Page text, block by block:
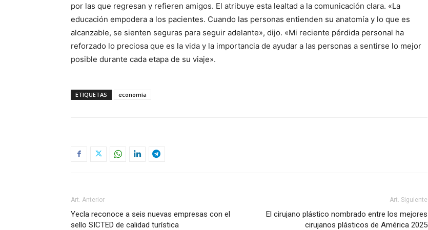
por las que regresan y refieren amigos. El atribuye esta lealtad a la comunicación clara. «La
educación empodera a los pacientes. Cuando las personas entienden su anatomía y lo que es
alcanzable, se sienten seguras para seguir adelante», dijo. «Mi reciente pérdida personal ha
reforzado lo preciosa que es la vida y la importancia de ayudar a las personas a sentirse lo mejor
posible durante cada etapa de su viaje».
ETIQUETAS economía
Art. Anterior
Yecla reconoce a seis nuevas empresas con el
sello SICTED de calidad turística
Art. Siguiente
El cirujano plástico nombrado entre los mejores
cirujanos plásticos de América 2025